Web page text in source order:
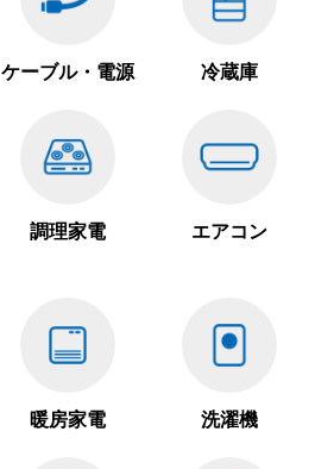
ケーブル・電源 冷蔵庫
調理家電 エアコン
暖房家電 洗濯機